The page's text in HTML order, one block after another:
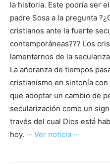
la historia. Este podría ser
padre Sosa a la pregunta
cristianos ante la fuerte
contemporáneas??? Los
lamentarnos de la
La añoranza de tiempos
cristianismo en sintonía
que adoptar un cambio de
secularización como un
través del cual Dios está
hoy. ··· Ver noticia ···